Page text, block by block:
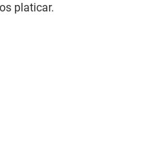
platicar.